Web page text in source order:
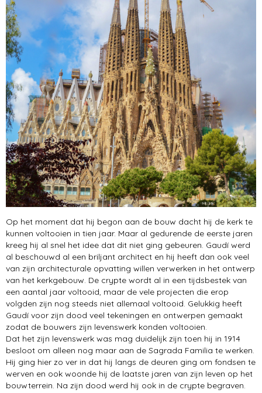
Op het moment dat hij begon aan de bouw dacht hij de kerk te
kunnen voltooien in tien jaar. Maar al gedurende de eerste jaren
kreeg hij al snel het idee dat dit niet ging gebeuren. Gaudí werd
al beschouwd al een briljant architect en hij heeft dan ook veel
van zijn architecturale opvatting willen verwerken in het ontwerp
van het kerkgebouw. De crypte wordt al in een tijdsbestek van
een aantal jaar voltooid, maar de vele projecten die erop
volgden zijn nog steeds niet allemaal voltooid. Gelukkig heeft
Gaudí voor zijn dood veel tekeningen en ontwerpen gemaakt
zodat de bouwers zijn levenswerk konden voltooien.
Dat het zijn levenswerk was mag duidelijk zijn toen hij in 1914
besloot om alleen nog maar aan de Sagrada Familia te werken.
Hij ging hier zo ver in dat hij langs de deuren ging om fondsen te
werven en ook woonde hij de laatste jaren van zijn leven op het
bouwterrein. Na zijn dood werd hij ook in de crypte begraven.